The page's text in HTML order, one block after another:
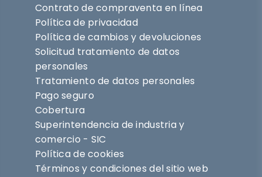
Contrato de compraventa en línea
Política de privacidad
Política de cambios y devoluciones
Solicitud tratamiento de datos
personales
Tratamiento de datos personales
Pago seguro
Cobertura
Superintendencia de industria y
comercio - SIC
Política de cookies
Términos y condiciones del sitio web